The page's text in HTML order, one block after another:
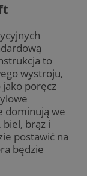
to
wystroju,
poręcz
dominują we
brąz i
postawić na
będzie